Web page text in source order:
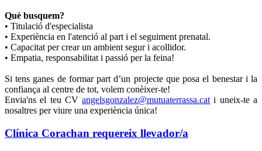
Què busquem?
• Titulació d'especialista
• Experiència en l'atenció al part i el seguiment prenatal.
• Capacitat per crear un ambient segur i acollidor.
• Empatia, responsabilitat i passió per la feina!
Si tens ganes de formar part d’un projecte que posa el benestar i la
confiança al centre de tot, volem conèixer-te!
Envia'ns el teu CVangelsgonzalez@mutuaterrassa.cat i uneix-te a
nosaltres per viure una experiència única!
Clínica Corachan requereix llevador/a